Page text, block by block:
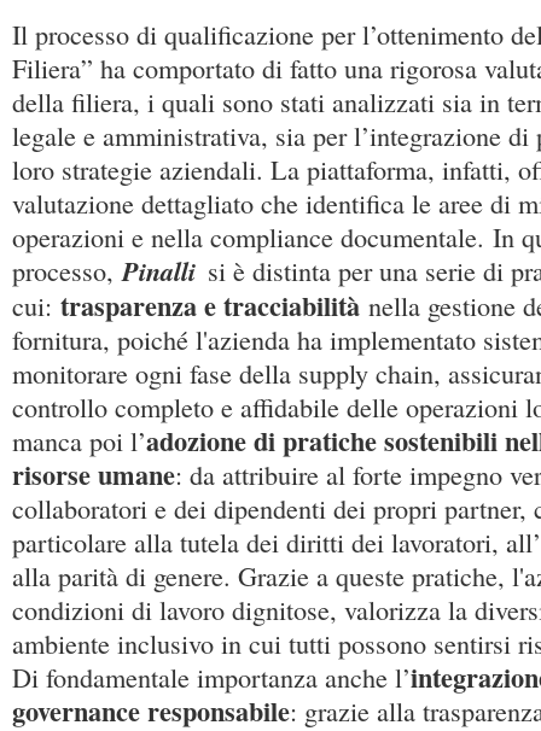
Il processo di qualificazione per l’ottenimento
Filiera” ha comportato di fatto una rigorosa
della filiera, i quali sono stati analizzati sia in
legale e amministrativa, sia per l’integrazione
loro strategie aziendali. La piattaforma, infatti,
valutazione dettagliato che identifica le aree di
operazioni e nella compliance documentale. In
processo, Pinalli si è distinta per una serie di
cui: trasparenza e tracciabilità nella gestione
fornitura, poiché l'azienda ha implementato
monitorare ogni fase della supply chain,
controllo completo e affidabile delle operazioni
manca poi l’adozione di pratiche sostenibili
risorse umane: da attribuire al forte impegno
collaboratori e dei dipendenti dei propri partner,
particolare alla tutela dei diritti dei lavoratori,
alla parità di genere. Grazie a queste pratiche,
condizioni di lavoro dignitose, valorizza la
ambiente inclusivo in cui tutti possono sentirsi
Di fondamentale importanza anche l’
governance responsabile: grazie alla